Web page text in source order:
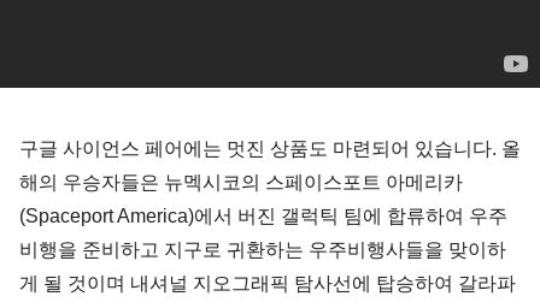
구글 사이언스 페어에는 멋진 상품도 마련되어 있습니다. 올
해의 우승자들은 뉴멕시코의 스페이스포트 아메리카
(Spaceport America)에서 버진 갤럭틱 팀에 합류하여 우주
비행을 준비하고 지구로 귀환하는 우주비행사들을 맞이하
게 될 것이며 내셔널 지오그래픽 탐사선에 탑승하여 갈라파